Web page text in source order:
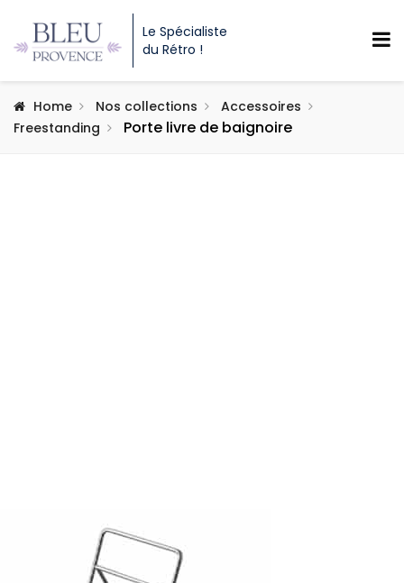
Le Spécialiste
du Rétro !
Home Nos collections
Accessoires
Freestanding
Porte livre de baignoire